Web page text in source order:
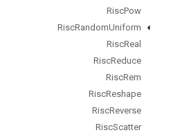
RiscPow
RiscRandomUniform
RiscReal
RiscReduce
RiscRem
RiscReshape
RiscReverse
RiscScatter